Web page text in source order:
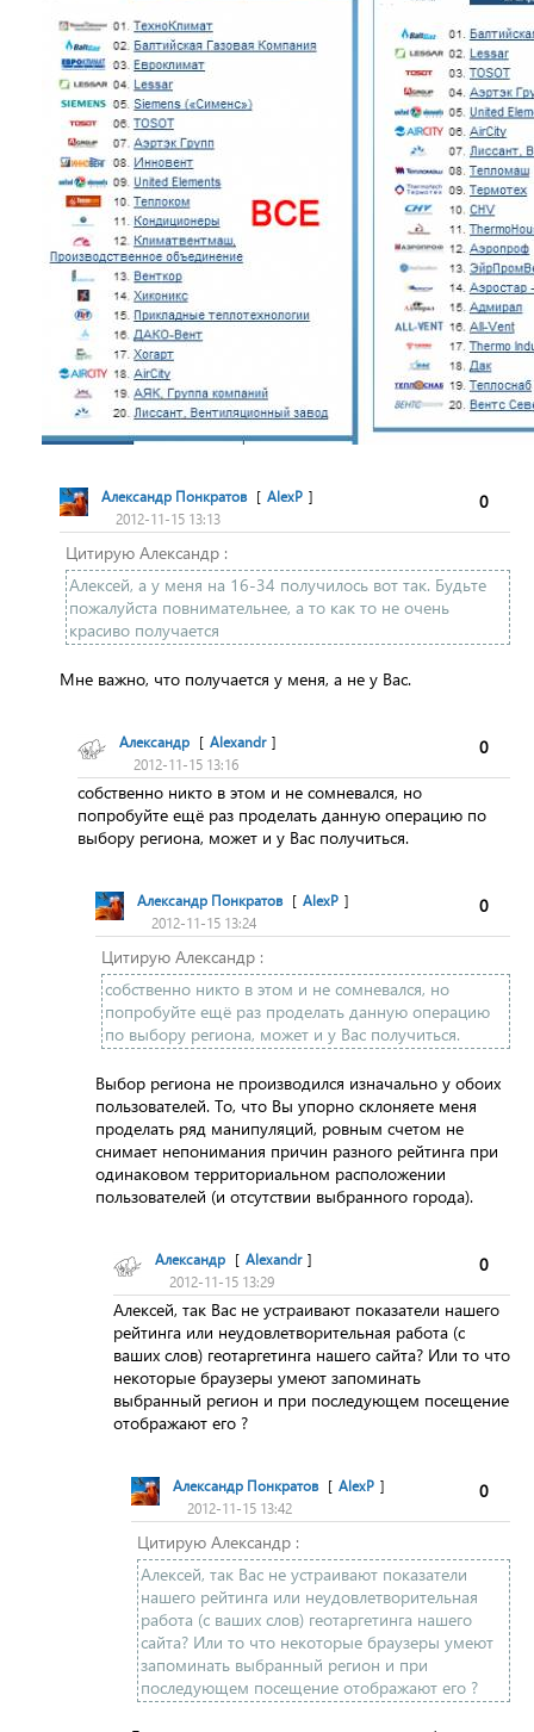
0
Александр Понкратов [ AlexP ]
2012-11-15 13:13
Цитирую Александр :
Алексей, а у меня на 16-34 получилось вот так. Будьте
пожалуйста повнимательнее, а то как то не очень
красиво получается
Мне важно, что получается у меня, а не у Вас.
0
Александр [ Alexandr ]
2012-11-15 13:16
собственно никто в этом и не сомневался, но
попробуйте ещё раз проделать данную операцию по
выбору региона, может и у Вас получиться.
0
Александр Понкратов [ AlexP ]
2012-11-15 13:24
Цитирую Александр :
собственно никто в этом и не сомневался, но
попробуйте ещё раз проделать данную операцию
по выбору региона, может и у Вас получиться.
Выбор региона не производился изначально у обоих
пользователей. То, что Вы упорно склоняете меня
проделать ряд манипуляций, ровным счетом не
снимает непонимания причин разного рейтинга при
одинаковом территориальном расположении
пользователей (и отсутствии выбранного города).
0
Александр [ Alexandr ]
2012-11-15 13:29
Алексей, так Вас не устраивают показатели нашего
рейтинга или неудовлетворительная работа (с
ваших слов) геотаргетинга нашего сайта? Или то что
некоторые браузеры умеют запоминать
выбранный регион и при последующем посещение
отображают его ?
0
Александр Понкратов [ AlexP ]
2012-11-15 13:42
Цитирую Александр :
Алексей, так Вас не устраивают показатели
нашего рейтинга или неудовлетворительная
работа (с ваших слов) геотаргетинга нашего
сайта? Или то что некоторые браузеры умеют
запоминать выбранный регион и при
последующем посещение отображают его ?